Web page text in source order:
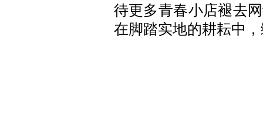
待更多青春小店褪去
在脚踏实地的耕耘中